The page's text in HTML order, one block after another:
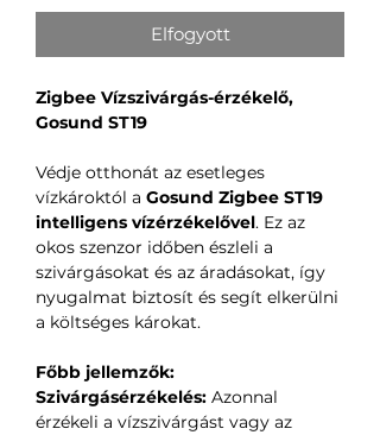
Elfogyott
Zigbee Vízszivárgás-érzékelő,
Gosund ST19
Védje otthonát az esetleges
vízkároktól a Gosund Zigbee ST19
intelligens vízérzékelővel. Ez az
okos szenzor időben észleli a
szivárgásokat és az áradásokat, így
nyugalmat biztosít és segít elkerülni
a költséges károkat.
Főbb jellemzők:
Szivárgásérzékelés: Azonnal
érzékeli a vízszivárgást vagy az